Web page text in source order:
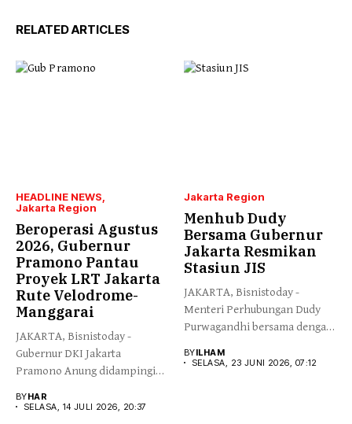
RELATED ARTICLES
HEADLINE NEWS
Jakarta Region
Beroperasi Agustus
2026, Gubernur
Pramono Pantau
Proyek LRT Jakarta
Rute Velodrome-
Manggarai
JAKARTA, Bisnistoday -
Gubernur DKI Jakarta
Pramono Anung didampingi
BYHAR
SELASA, 14 JULI 2026, 20:37
Jakarta Region
Menhub Dudy
Bersama Gubernur
Jakarta Resmikan
Stasiun JIS
JAKARTA, Bisnistoday -
Menteri Perhubungan Dudy
Purwagandhi bersama dengan
BYILHAM
SELASA, 23 JUNI 2026, 07:12